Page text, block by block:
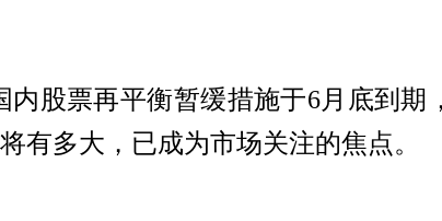
内股票再平衡暂缓措施于6月底到期
有多大，已成为市场关注的焦点。